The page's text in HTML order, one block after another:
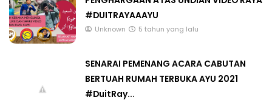
#DUITRAYAAAYU
Unknown 5 tahun yang lalu
SENARAI PEMENANG ACARA CABUTAN
BERTUAH RUMAH TERBUKA AYU 2021
#DuitRay...